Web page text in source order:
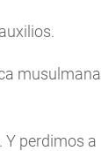
musulmana
Y perdimos a